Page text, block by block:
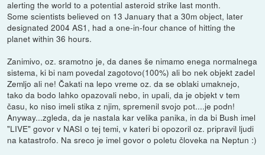
alerting the world to a potential asteroid strike last month.
Some scientists believed on 13 January that a 30m object, later
designated 2004 AS1, had a one-in-four chance of hitting the
planet within 36 hours.
Zanimivo, oz. sramotno je, da danes še nimamo enega normalnega
sistema, ki bi nam povedal zagotovo(100%) ali bo nek objekt zadel
Zemljo ali ne! Čakati na lepo vreme oz. da se oblaki umaknejo,
tako da bodo lahko opazovali nebo, in upali, da je objekt v tem
času, ko niso imeli stika z njim, spremenil svojo pot....je podn!
Anyway...zgleda, da je nastala kar velika panika, in da bi Bush imel
"LIVE" govor v NASI o tej temi, v kateri bi opozoril oz. pripravil ljudi
na katastrofo. Na sreco je imel govor o poletu človeka na Neptun :)